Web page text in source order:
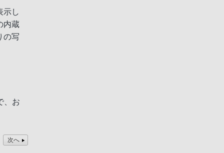
示し
内蔵
の写
、お
次へ